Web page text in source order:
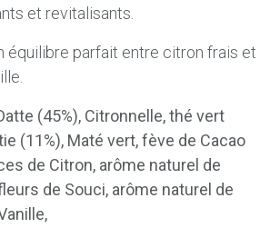
et revitalisants.
équilibre parfait entre citron frais et
(45%), Citronnelle, thé vert
(11%), Maté vert, fève de Cacao
de Citron, arôme naturel de
de Souci, arôme naturel de